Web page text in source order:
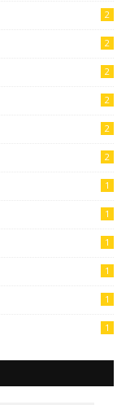
2
2
2
2
2
2
1
1
1
1
1
1